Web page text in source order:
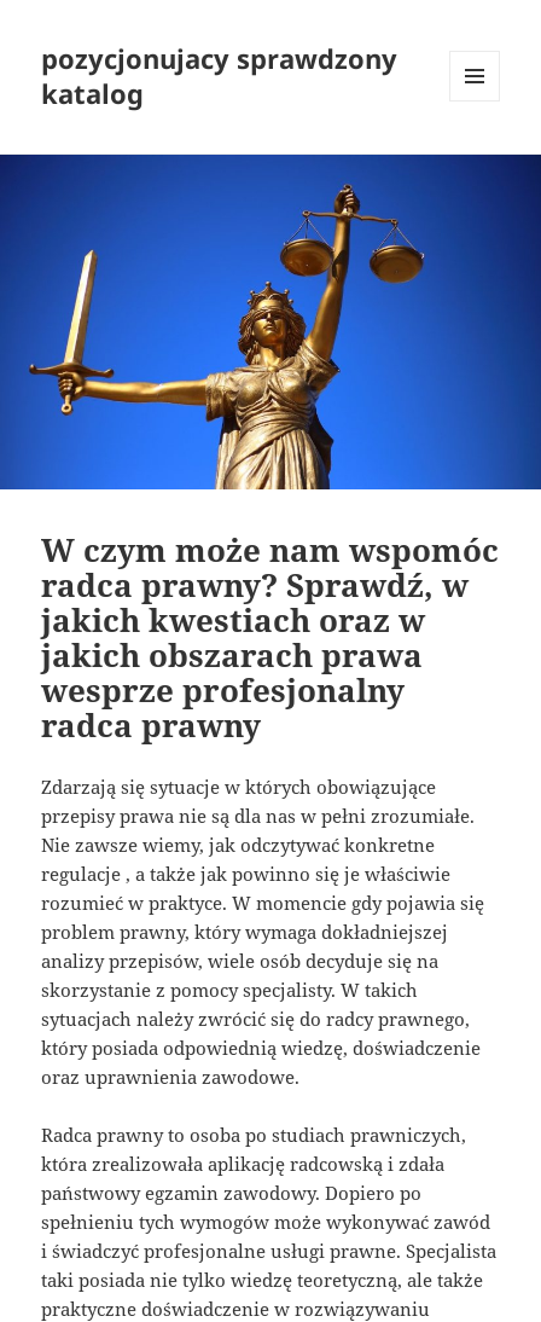
pozycjonujacy sprawdzony
katalog
WIDGETY
W czym może nam wspomóc
radca prawny? Sprawdź, w
jakich kwestiach oraz w
jakich obszarach prawa
wesprze profesjonalny
radca prawny
Zdarzają się sytuacje w których obowiązujące
przepisy prawa nie są dla nas w pełni zrozumiałe.
Nie zawsze wiemy, jak odczytywać konkretne
regulacje , a także jak powinno się je właściwie
rozumieć w praktyce. W momencie gdy pojawia się
problem prawny, który wymaga dokładniejszej
analizy przepisów, wiele osób decyduje się na
skorzystanie z pomocy specjalisty. W takich
sytuacjach należy zwrócić się do radcy prawnego,
który posiada odpowiednią wiedzę, doświadczenie
oraz uprawnienia zawodowe.
Radca prawny to osoba po studiach prawniczych,
która zrealizowała aplikację radcowską i zdała
państwowy egzamin zawodowy. Dopiero po
spełnieniu tych wymogów może wykonywać zawód
i świadczyć profesjonalne usługi prawne. Specjalista
taki posiada nie tylko wiedzę teoretyczną, ale także
praktyczne doświadczenie w rozwiązywaniu